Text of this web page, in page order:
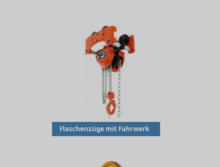
Flaschenzüge mit Fahrwerk